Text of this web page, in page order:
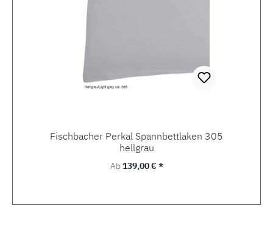
Fischbacher Perkal Spannbettlaken 305
hellgrau
Regulärer Preis:
Ab139,00 € *